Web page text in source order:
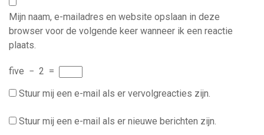
Mijn naam, e-mailadres en website opslaan in deze
browser voor de volgende keer wanneer ik een reactie
plaats.
five − 2 =
Stuur mij een e-mail als er vervolgreacties zijn.
Stuur mij een e-mail als er nieuwe berichten zijn.